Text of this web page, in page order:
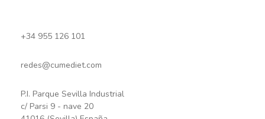
+34 955 126 101
redes@cumediet.com
P.I. Parque Sevilla Industrial
c/ Parsi 9 - nave 20